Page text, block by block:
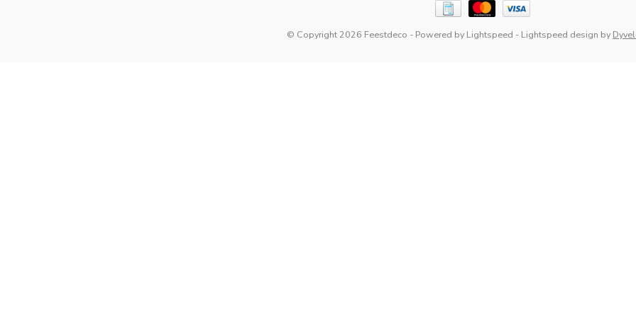
© Copyright 2026 Feestdeco - Powered by Lightspeed - Lightspeed design by